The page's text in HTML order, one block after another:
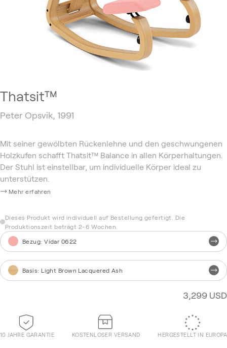
Thatsit™
Peter Opsvik, 1991
Mit seiner gewölbten Rückenlehne und den geschwungenen
Holzkufen schafft Thatsit™ Balance in allen Körperhaltungen.
Der Stuhl ist einstellbar, um individuelle Körper ideal zu
unterstützen.
Mehr erfahren
Dieses Produkt wird individuell auf Bestellung gefertigt. Die
Produktionszeit beträgt 2-6 Wochen.
Bezug:Vidar 0622
Basis: Light Brown Lacquered Ash
3,299 USD
10 JAHRE GARANTIE KOSTENLOSER VERSAND HERGESTELLT IN EUROPA